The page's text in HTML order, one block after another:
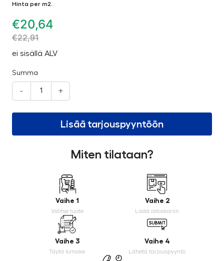
Hinta per m2.
€20,64
€22,91
ei sisällä ALV
Summa
- +
Lisää tarjouspyyntöön
Miten tilataan?
Vaihe 1
Valitse tuote
Vaihe 2
Lisää ostoskoriin
Vaihe 3
Täytä lomake
Vaihe 4
Lähetä tarjouspyyntö